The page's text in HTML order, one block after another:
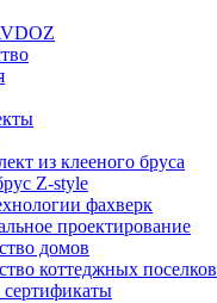
из клееного бруса
Z-style
фахверк
проектирование
домов
коттеджных поселков